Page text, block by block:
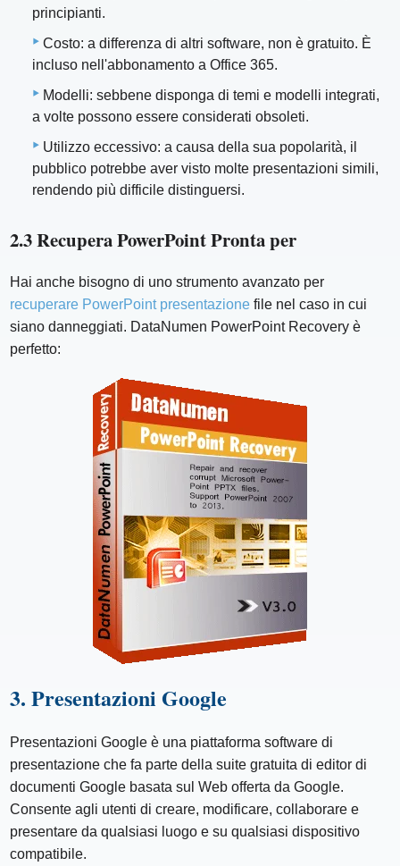
principianti.
Costo: a differenza di altri software, non è gratuito. È
incluso nell'abbonamento a Office 365.
Modelli: sebbene disponga di temi e modelli integrati,
a volte possono essere considerati obsoleti.
Utilizzo eccessivo: a causa della sua popolarità, il
pubblico potrebbe aver visto molte presentazioni simili,
rendendo più difficile distinguersi.
2.3 Recupera PowerPoint Pronta per
Hai anche bisogno di uno strumento avanzato per
recuperare PowerPoint presentazione file nel caso in cui
siano danneggiati. DataNumen PowerPoint Recovery è
perfetto:
3. Presentazioni Google
Presentazioni Google è una piattaforma software di
presentazione che fa parte della suite gratuita di editor di
documenti Google basata sul Web offerta da Google.
Consente agli utenti di creare, modificare, collaborare e
presentare da qualsiasi luogo e su qualsiasi dispositivo
compatibile.